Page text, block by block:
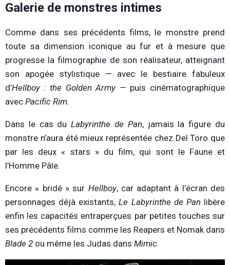
Galerie de monstres intimes
Comme dans ses précédents films, le monstre prend
toute sa dimension iconique au fur et à mesure que
progresse la filmographie de son réalisateur, atteignant
son apogée stylistique — avec le bestiaire fabuleux
d’Hellboy : the Golden Army — puis cinématographique
avec Pacific Rim.
Dans le cas duLabyrinthe de Pan, jamais la figure du
monstre n’aura été mieux représentée chez Del Toro que
par les deux « stars » du film, qui sont le Faune et
l’Homme Pâle.
Encore « bridé » sur Hellboy,car adaptant à l’écran des
personnages déjà existants,Le Labyrinthe de Pan libère
enfin les capacités entraperçues par petites touches sur
ses précédents films comme les Reapers et Nomak dans
Blade 2 ou même les Judas dans Mimic.